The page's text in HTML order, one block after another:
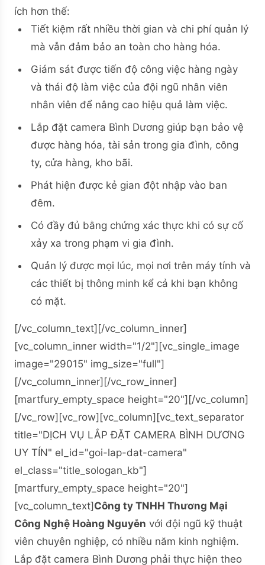
ích hơn thế:
Tiết kiệm rất nhiều thời gian và chi phí quản lý
mà vẫn đảm bảo an toàn cho hàng hóa.
Giám sát được tiến độ công việc hàng ngày
và thái độ làm việc của đội ngũ nhân viên
nhân viên để nâng cao hiệu quả làm việc.
Lắp đặt camera Bình Dương giúp bạn bảo vệ
được hàng hóa, tài sản trong gia đình, công
ty, cửa hàng, kho bãi.
Phát hiện được kẻ gian đột nhập vào ban
đêm.
Có đầy đủ bằng chứng xác thực khi có sự cố
xảy xa trong phạm vi gia đình.
Quản lý được mọi lúc, mọi nơi trên máy tính và
các thiết bị thông minh kể cả khi bạn không
có mặt.
[/vc_column_text][/vc_column_inner]
[vc_column_inner width="1/2"][vc_single_image
image="29015" img_size="full"]
[/vc_column_inner][/vc_row_inner]
[martfury_empty_space height="20"][/vc_column]
[/vc_row][vc_row][vc_column][vc_text_separator
title="DỊCH VỤ LẮP ĐẶT CAMERA BÌNH DƯƠNG
UY TÍN" el_id="goi-lap-dat-camera"
el_class="title_sologan_kb"]
[martfury_empty_space height="20"]
[vc_column_text] Công ty TNHH Thương Mại
Công Nghệ Hoàng Nguyễn với đội ngũ kỹ thuật
viên chuyên nghiệp, có nhiều năm kinh nghiệm.
Lắp đặt camera Bình Dương phải thực hiện theo